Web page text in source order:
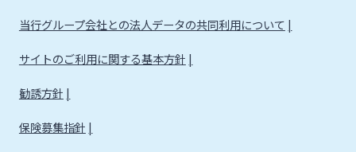
当行グループ会社との法人データの共同利用について
サイトのご利用に関する基本方針
勧誘方針
保険募集指針